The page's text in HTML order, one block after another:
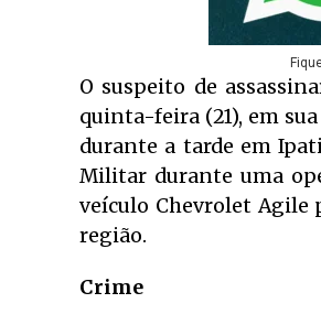
O suspeito de
quinta-feira (21), em
durante a tarde em
Militar durante uma
veículo Chevrolet Agile
região.
Crime